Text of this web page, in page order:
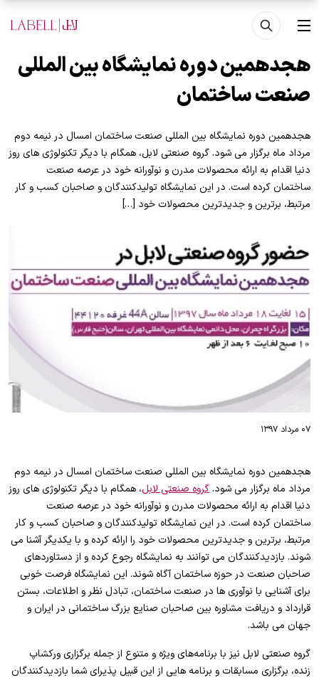
رفتن به محتوای اصلی
منو
هجدهمین دوره نمایشگاه بین المللی
صنعت ساختمان
هجدهمین دوره نمایشگاه بین المللی صنعت ساختمان امسال در نیمه دوم
مرداد ماه برگزار می شود. گروه صنعتی لابل، همگام با دیگر تکنولوژی های روز
دنیا اقدام به ارائه محصولات مدرن و نوآورانه خود در عرصه صنعت
ساختمان کرده است. در این نمایشگاه تولیدکنندگان و صاحبان کسب و کار
مرتبط، برترین و جدیدترین محصولات خود […]
۰۷ مرداد ۱۳۹۷
هجدهمین دوره نمایشگاه بین المللی صنعت ساختمان امسال در نیمه دوم
مرداد ماه برگزار می شود.گروه صنعتی لابل، همگام با دیگر تکنولوژی های روز
دنیا اقدام به ارائه محصولات مدرن و نوآورانه خود در عرصه صنعت
ساختمان کرده است. در این نمایشگاه تولیدکنندگان و صاحبان کسب و کار
مرتبط، برترین و جدیدترین محصولات خود را ارائه کرده و با یکدیگر آشنا می
شوند. بازدیدکنندگان می توانند به نمایشگاه رجوع کرده و از دستاوردهای
صاحبان صنعت در حوزه ساختمان آگاه شوند. این نمایشگاه فرصت خوبی
برای آشنایی با نوآوری ها در صنعت ساختمان، تبادل نظر و اطلاعات، بستن
قرارداد و دریافت مشاوره بین صاحبان صنایع بزرگ ساختمانی در ایران و
جهان می باشد.
گروه صنعتی لابل نیز با برنامه‌های ویژه و متنوع از جمله برگزاری ورکشاپ
زنده، برگزاری مسابقات و برنامه هایی از این قبیل پذیرای شما بازدیدکنندگان